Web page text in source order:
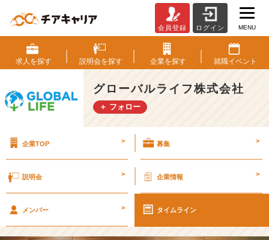
歴
書
の
写
真
気
い
か？
ー
会員登録 ログイン MENU
求人を探す 説明会を探す 企業を探す 就職イベント
グローバルライフ株式会社
＋ フォロー
企業TOP > 募集 >
説明会 > 企業情報 >
メンバー > タイムライン